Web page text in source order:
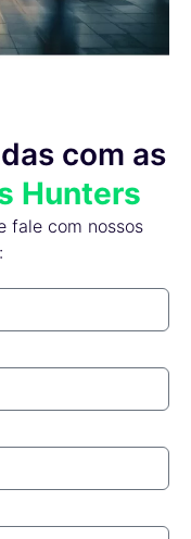
com as
Hunters
fale com nossos